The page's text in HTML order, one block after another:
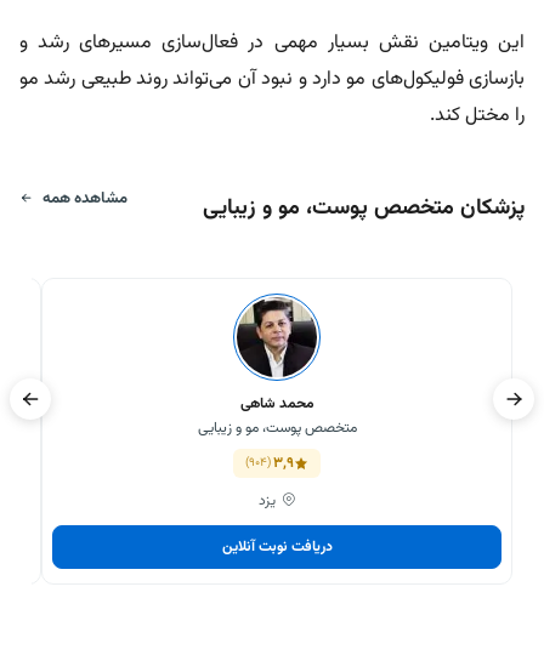
این ویتامین نقش بسیار مهمی در فعال‌سازی مسیرهای رشد و
بازسازی فولیکول‌های مو دارد و نبود آن می‌تواند روند طبیعی رشد مو
را مختل کند.
پزشکان متخصص پوست، مو و زیبایی مشاهده همه
محمد شاهی
متخصص پوست، مو و زیبایی
3,9
(904)
یزد
دریافت نوبت آنلاین